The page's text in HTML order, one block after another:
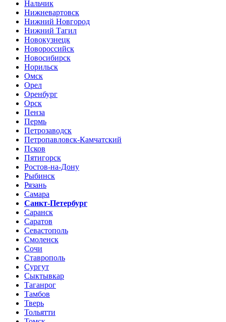
Нальчик
Нижневартовск
Нижний Новгород
Нижний Тагил
Новокузнецк
Новороссийск
Новосибирск
Норильск
Омск
Орел
Оренбург
Орск
Пенза
Пермь
Петрозаводск
Петропавловск-Камчатский
Псков
Пятигорск
Ростов-на-Дону
Рыбинск
Рязань
Самара
Санкт-Петербург
Саранск
Саратов
Севастополь
Смоленск
Сочи
Ставрополь
Сургут
Сыктывкар
Таганрог
Тамбов
Тверь
Тольятти